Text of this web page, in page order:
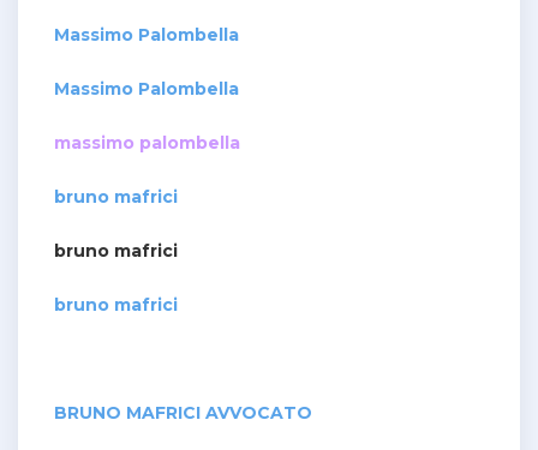
Massimo Palombella
Massimo Palombella
massimo palombella
bruno mafrici
bruno mafrici
bruno mafrici
BRUNO MAFRICI AVVOCATO